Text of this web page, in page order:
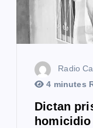
n
Radio
4 minutes
Dictan